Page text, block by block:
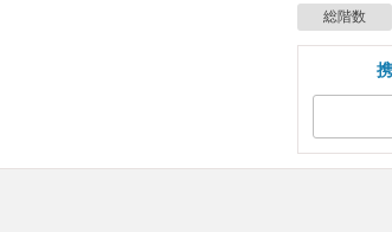
総階数